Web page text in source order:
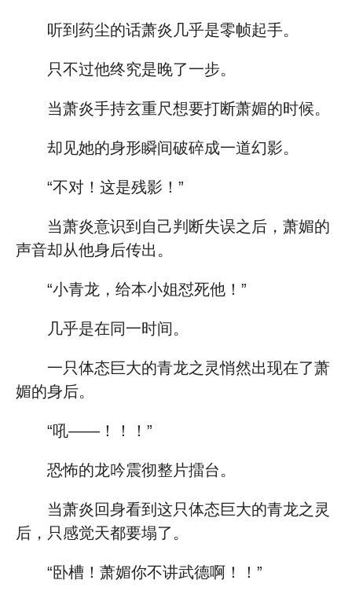
听到药尘的话萧炎几乎是零帧起手。
只不过他终究是晚了一步。
当萧炎手持玄重尺想要打断萧媚的时候。
却见她的身形瞬间破碎成一道幻影。
“不对！这是残影！”
当萧炎意识到自己判断失误之后，萧媚的
声音却从他身后传出。
“小青龙，给本小姐怼死他！”
几乎是在同一时间。
一只体态巨大的青龙之灵悄然出现在了萧
媚的身后。
“吼——！！！”
恐怖的龙吟震彻整片擂台。
当萧炎回身看到这只体态巨大的青龙之灵
后，只感觉天都要塌了。
“卧槽！萧媚你不讲武德啊！！”